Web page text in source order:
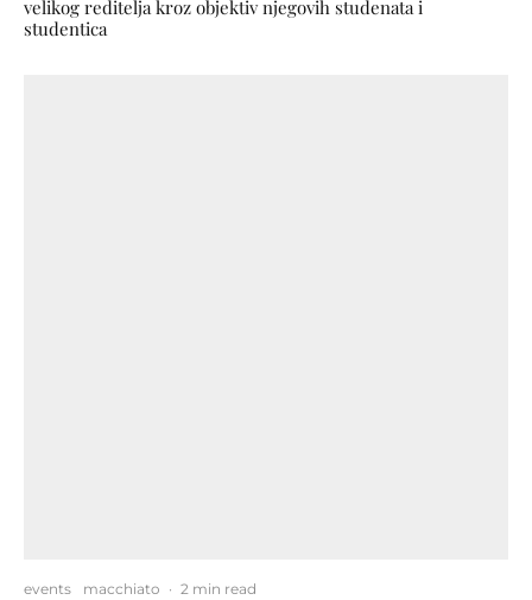
velikog reditelja kroz objektiv njegovih studenata i
studentica
events macchiato · 2 min read